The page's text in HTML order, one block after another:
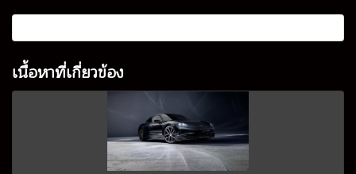
เนื้อหาที่เกี่ยวข้อง